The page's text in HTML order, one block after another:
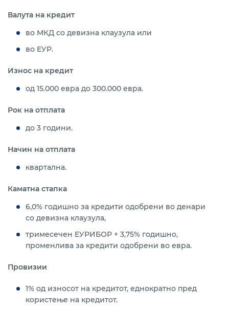
Валута на кредит
во МКД со девизна клаузула или
во ЕУР.
Износ на кредит
од 15.000 евра до 300.000 евра.
Рок на отплата
до 3 години.
Начин на отплата
квартална.
Каматна стапка
6,0% годишно за кредити одобрени во денари
со девизна клаузула,
тримесечен ЕУРИБОР + 3,75% годишно,
променлива за кредити одобрени во евра.
Провизии
1% од износот на кредитот, еднократно пред
користење на кредитот.